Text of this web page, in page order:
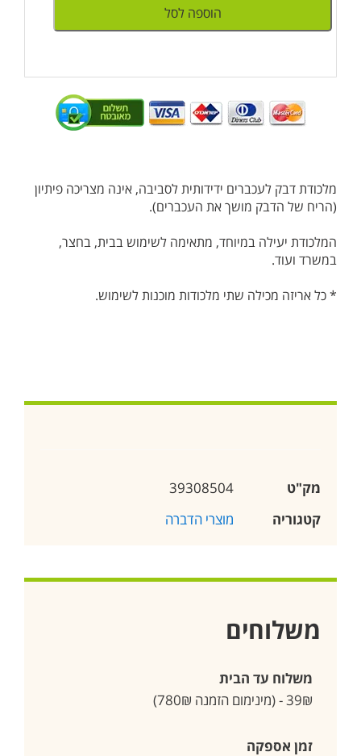
הוספה לסל
מלכודת דבק לעכברים ידידותית לסביבה, אינה מצריכה פיתיון
(הריח של הדבק מושך את העכברים).
המלכודת יעילה במיוחד, מתאימה לשימוש בבית, בחצר,
במשרד ועוד.
* כל אריזה מכילה שתי מלכודות מוכנות לשימוש.
מק"ט
39308504
קטגוריה
מוצרי הדברה
משלוחים
משלוח עד הבית
39₪ - (מינימום הזמנה 780₪)
זמן אספקה